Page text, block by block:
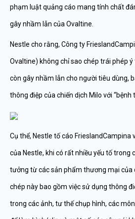
phạm luật quảng cáo mang tính chất
gây nhầm lẫn của Ovaltine.
Nestle cho rằng, Công ty
Ovaltine) không chỉ sao chép trái phép
còn gây nhầm lẫn cho người tiêu dùng,
thông điệp của chiến dịch Milo với “bệnh
Cụ thể, Nestle tố cáo FrieslandCampina
của Nestle, khi có rất nhiều yếu tố trong
tưởng từ các sản phẩm thương mại của
chép này bao gồm việc sử dụng thông
trong các ảnh, tư thế chụp hình, các